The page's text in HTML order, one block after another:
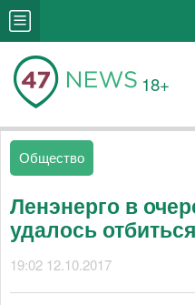
18+
Общество
Ленэнерго в
удалось
19:02 12.10.2017